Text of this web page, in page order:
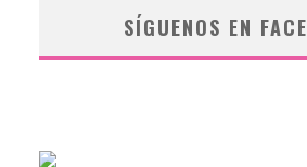
SÍGUENOS EN